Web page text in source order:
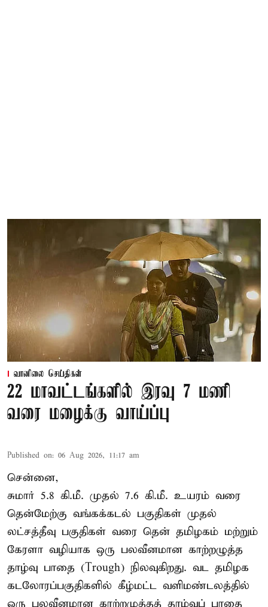
வானிலை செய்திகள்
22 மாவட்டங்களில் இரவு 7 மணி
வரை மழைக்கு வாய்ப்பு
Published on: 06 Aug 2026, 11:17 am
சென்னை,
சுமார் 5.8 கி.மீ. முதல் 7.6 கி.மீ. உயரம் வரை
தென்மேற்கு வங்கக்கடல் பகுதிகள் முதல்
லட்சத்தீவு பகுதிகள் வரை தென் தமிழகம் மற்றும்
கேரளா வழியாக ஒரு பலவீனமான காற்றழுத்த
தாழ்வு பாதை (Trough) நிலவுகிறது. வட தமிழக
கடலோரப்பகுதிகளில் கீழ்மட்ட வளிமண்டலத்தில்
ஒரு பலவீனமான காற்றழுத்தத் தாழ்வுப் பாதை